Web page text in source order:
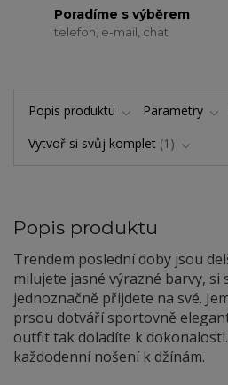
Poradíme s výběrem
telefon, e-mail, chat
Popis produktu Parametry
Vytvoř si svůj komplet 1
Popis produktu
Trendem poslední doby jsou
milujete jasné výrazné barvy, si
jednoznačně přijdete na své.
prsou dotváří sportovně
outfit tak doladíte k
každodenní nošení k džínám.